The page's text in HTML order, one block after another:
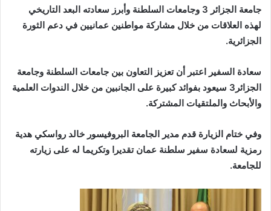
جامعة الجزائر 3 وجامعات السلطنة وأبرز سعادته البعد التاريخي
لهذه العلاقات من خلال مشاركة مواطنين عمانيين في دعم الثورة
الجزائرية.
سعادة السفير اعتبر أن تعزيز التعاون بين جامعات السلطنة وجامعة
الجزائر3 سيعود بفوائد كبيرة على الجانبين من خلال الندوات العلمية
والأبحاث والملتقيات المشتركة.
وفي ختام الزيارة قدم مدير الجامعة البروفيسور خالد رواسكي هدية
رمزية لسعادة سفير سلطنة عمان تقديرا وتكريما له على زيارته
للجامعة.